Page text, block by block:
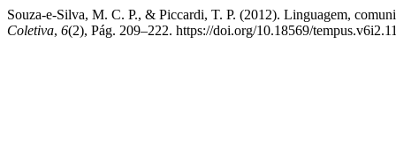
Souza-e-Silva, M. C. P., & Piccardi, T. P. (2012). Linguagem,
Coletiva, 6(2), Pág. 209–222. https://doi.org/10.18569/